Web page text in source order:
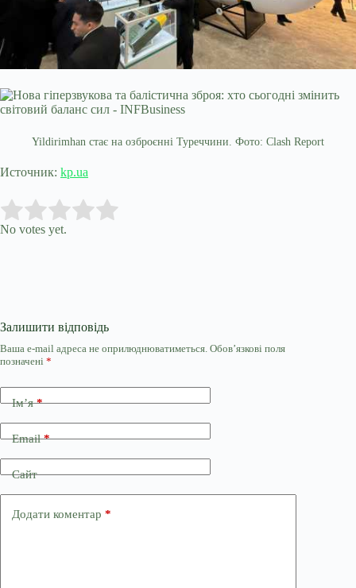
Yildirimhan стає на озброєнні Туреччини. Фото: Clash Report
Источник: kp.ua
Rate this item:
No votes yet.
Залишити відповідь
Ваша e-mail адреса не оприлюднюватиметься. Обов’язкові поля
позначені *
Ім’я*
Email*
Сайт
Додати коментар *